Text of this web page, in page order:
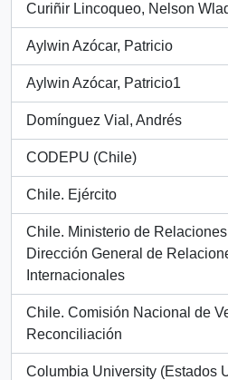
Curiñir Lincoqueo, Nelson
, 62 resultados
Aylwin Azócar, Patricio
, 4 resultados
Aylwin Azócar, Patricio1
, 1 resultados
Domínguez Vial, Andrés
, 1 resultados
CODEPU (Chile)
, 1 resultados
Chile. Ejército
, 1 resultados
Chile. Ministerio de
Dirección General de
Internacionales
, 1 resultados
Chile. Comisión Nacional de
Reconciliación
, 1 resultados
Columbia University (Estados